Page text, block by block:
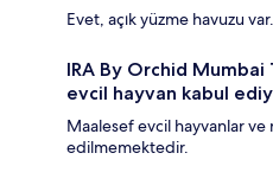
Evet, açık yüzme havuzu var.
IRA By Orchid
evcil hayvan kabul
Maalesef evcil hayvanlar
edilmemektedir.